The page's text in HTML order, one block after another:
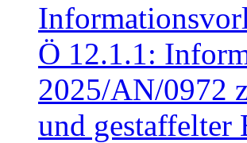
Ö 12.1.1:
2025/AN/0972
und gestaffelter